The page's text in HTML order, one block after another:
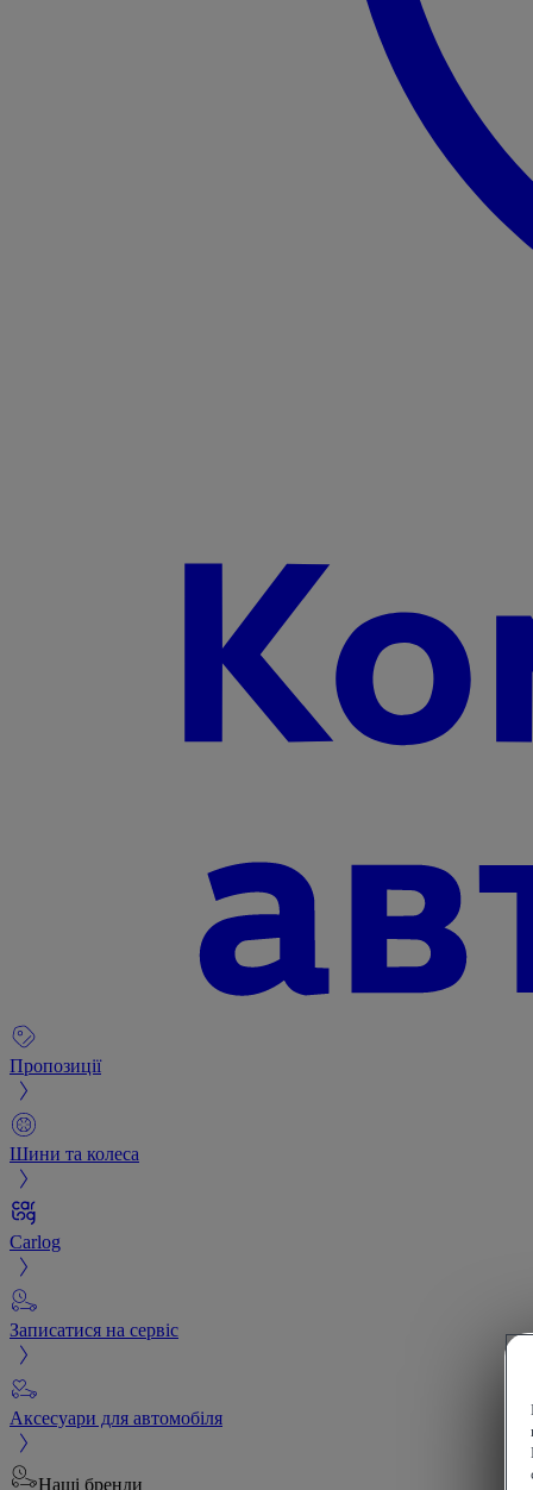
Пропозиції
Шини та колеса
Carlog
Записатися на сервіс
Аксесуари для автомобіля
Наші бренди